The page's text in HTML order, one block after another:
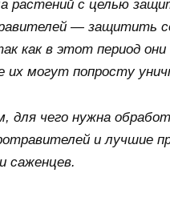
растений с целью
— защитить
как в этот период
их могут попросту
чего нужна
и лучшие
саженцев.